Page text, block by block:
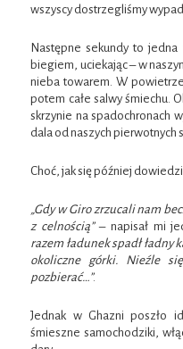
wszyscy dostrzegliśmy
Następne sekundy to jedna
biegiem, uciekając – w
nieba towarem. W powietrze
potem całe salwy śmiechu.
skrzynie na spadochronach
dala od naszych pierwotnych
Choć, jak się później
„Gdy w Giro zrzucali nam
z celnością”– napisał mi
razem ładunek spadł ładny
okoliczne górki. Nieźle
pozbierać…”.
Jednak w Ghazni poszło
śmieszne samochodziki,